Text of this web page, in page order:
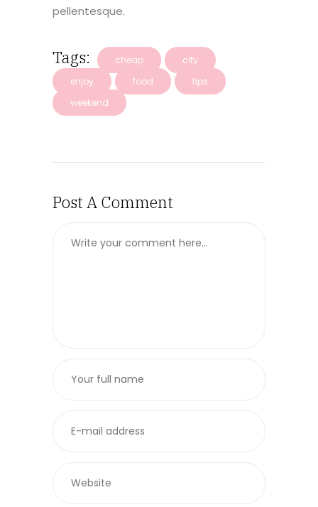
pellentesque.
Tags: cheap
city
enjoy
food
tips
weekend
Post A Comment